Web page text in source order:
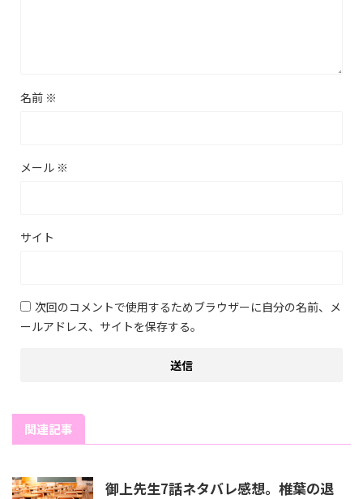
名前 ※
メール ※
サイト
次回のコメントで使用するためブラウザーに自分の名前、メ
ールアドレス、サイトを保存する。
関連記事
御上先生7話ネタバレ感想。椎葉の退